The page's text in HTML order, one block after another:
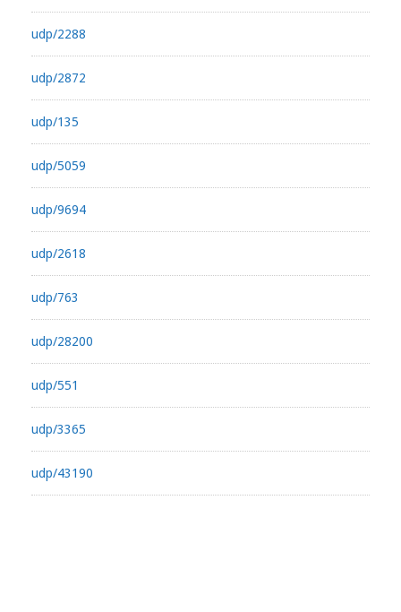
udp/2288
udp/2872
udp/135
udp/5059
udp/9694
udp/2618
udp/763
udp/28200
udp/551
udp/3365
udp/43190